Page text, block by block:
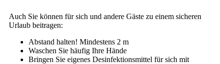
Auch Sie können für sich und andere Gäste zu einem sicheren
Urlaub beitragen:
Abstand halten! Mindestens 2 m
Waschen Sie häufig Ihre Hände
Bringen Sie eigenes Desinfektionsmittel für sich mit